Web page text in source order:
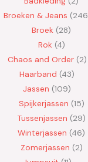
Broeken & Jeans 246
Broek 28
Rok 4
Chaos and Order 2
Haarband 43
Jassen 109
Spijkerjassen 15
Tussenjassen 29
Winterjassen 46
Zomerjassen 2